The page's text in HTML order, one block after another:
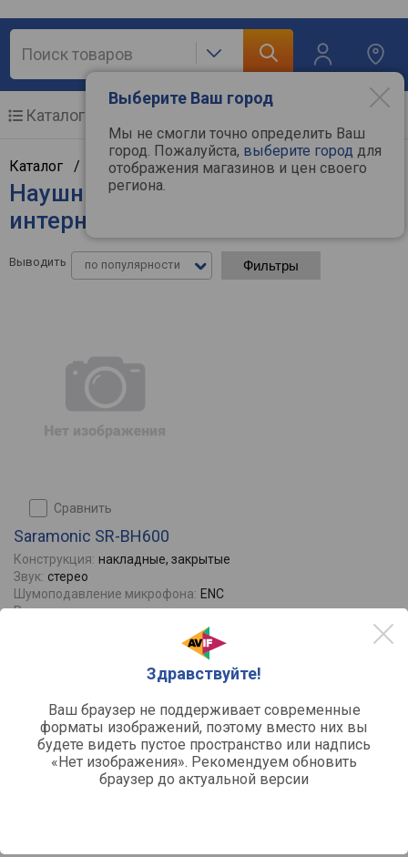
Выберите Ваш город
Мы не смогли точно определить Ваш
город. Пожалуйста, выберите город для
отображения магазинов и цен своего
региона.
Здравствуйте!
Ваш браузер не поддерживает современные
форматы изображений, поэтому вместо них вы
будете видеть пустое пространство или надпись
«Нет изображения». Рекомендуем обновить
браузер до актуальной версии
Каталог
Каталог / Аудиотехника/Наушники
Наушники Saramonic - цены в
интернет-магазинах
Выводить по популярности Фильтры
сравнить
Saramonic SR-BH600
Конструкция: накладные, закрытые
Звук: стерео
Шумоподавление микрофона: ENC
Регулировка громкости: да
аккумулятор